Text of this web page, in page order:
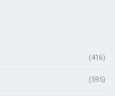
(416)
(595)